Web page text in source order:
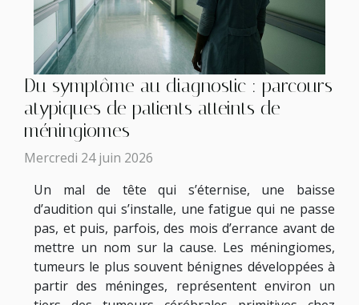
Du symptôme au diagnostic : parcours
atypiques de patients atteints de
méningiomes
Mercredi 24 juin 2026
Un mal de tête qui s’éternise, une baisse
d’audition qui s’installe, une fatigue qui ne passe
pas, et puis, parfois, des mois d’errance avant de
mettre un nom sur la cause. Les méningiomes,
tumeurs le plus souvent bénignes développées à
partir des méninges, représentent environ un